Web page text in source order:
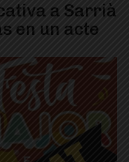
a Sarrià
en un acte